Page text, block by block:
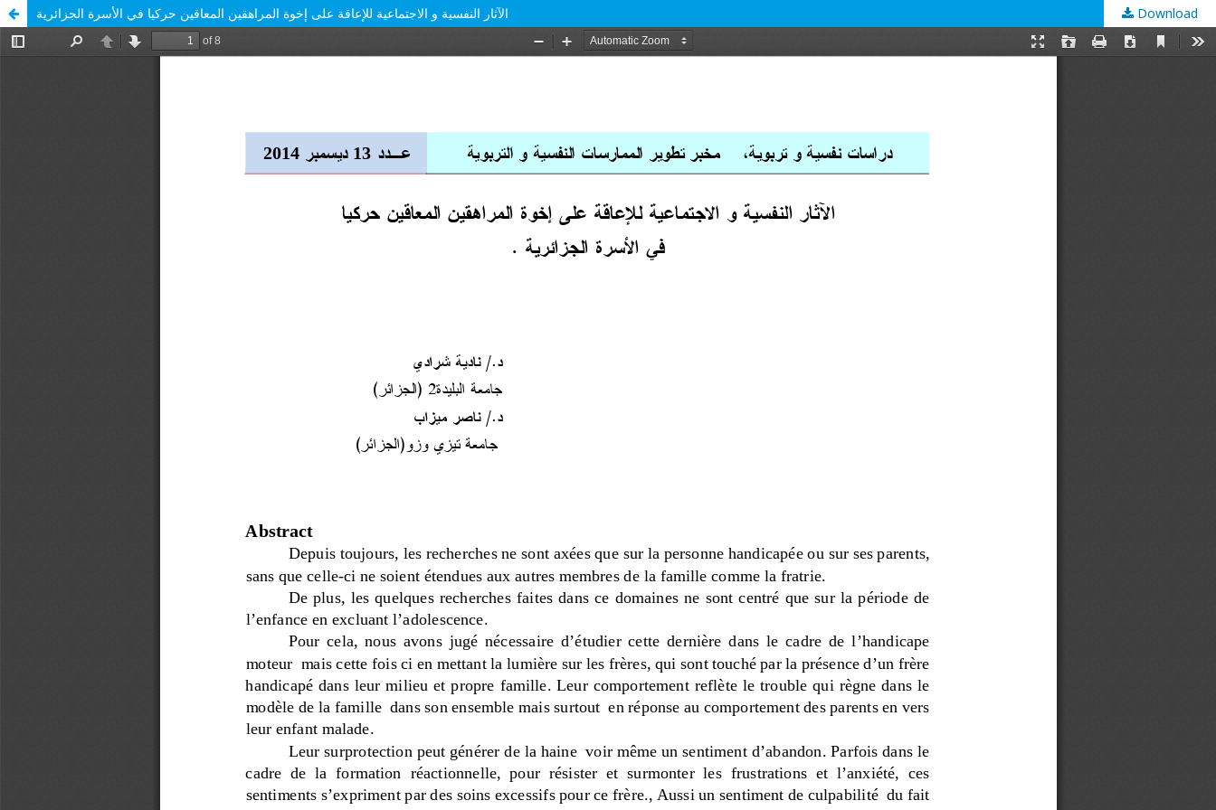
الآثار النفسية و الاجتماعية للإعاقة على إخوة المراهقين المعاقين حركيا في الأسرة الجزائرية Download